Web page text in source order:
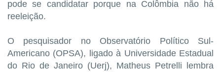
pode se candidatar porque na Colômbia não há
reeleição.
O pesquisador no Observatório Político Sul-
Americano (OPSA), ligado à Universidade Estadual
do Rio de Janeiro (Uerj), Matheus Petrelli lembra